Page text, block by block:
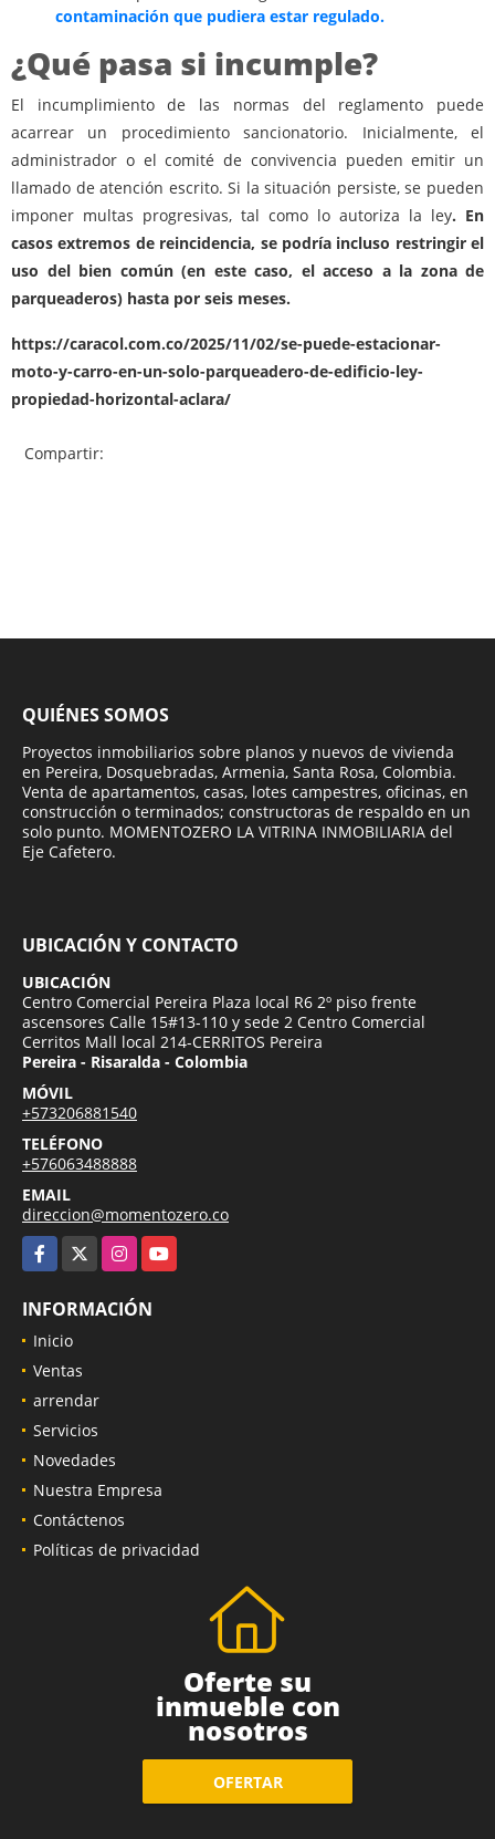
contaminación que pudiera estar regulado.
¿Qué pasa si incumple?
El incumplimiento de las normas del reglamento puede
acarrear un procedimiento sancionatorio. Inicialmente, el
administrador o el comité de convivencia pueden emitir un
llamado de atención escrito. Si la situación persiste, se pueden
imponer multas progresivas, tal como lo autoriza la ley. En
casos extremos de reincidencia, se podría incluso restringir el
uso del bien común (en este caso, el acceso a la zona de
parqueaderos) hasta por seis meses.
https://caracol.com.co/2025/11/02/se-puede-estacionar-
moto-y-carro-en-un-solo-parqueadero-de-edificio-ley-
propiedad-horizontal-aclara/
Compartir:
QUIÉNES SOMOS
Proyectos inmobiliarios sobre planos y nuevos de vivienda
en Pereira, Dosquebradas, Armenia, Santa Rosa, Colombia.
Venta de apartamentos, casas, lotes campestres, oficinas, en
construcción o terminados; constructoras de respaldo en un
solo punto. MOMENTOZERO LA VITRINA INMOBILIARIA del
Eje Cafetero.
UBICACIÓN Y CONTACTO
UBICACIÓN
Centro Comercial Pereira Plaza local R6 2º piso frente
ascensores Calle 15#13-110 y sede 2 Centro Comercial
Cerritos Mall local 214-CERRITOS Pereira
Pereira - Risaralda - Colombia
MÓVIL
+573206881540
TELÉFONO
+576063488888
EMAIL
direccion@momentozero.co
Facebook
InstagramYouTube
INFORMACIÓN
Inicio
Ventas
arrendar
Servicios
Novedades
Nuestra Empresa
Contáctenos
Políticas de privacidad
Oferte su
inmueble con
nosotros
OFERTAR